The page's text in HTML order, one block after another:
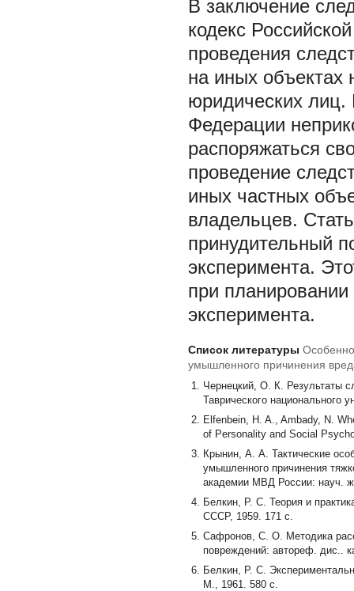
В заключение
кодекс
проведения
на иных объектах
юридических лиц.
Федерации
распоряжаться
проведение
иных частных
владельцев.
принудительный
эксперимента.
при планировании
эксперимента.
Список литературы
умышленного причинения
Чернецкий, О. К. Результаты
Таврического
Elfenbein, H. A., Ambady, N.
of Personality and Social
Крынин, А. А. Тактические
умышленного причинения
академии МВД России: науч.
Белкин, Р. С. Теория и
СССР, 1959. 171 с.
Сафронов, С. О. Методика
повреждений: автореф. дис..
Белкин, Р. С.
М., 1961. 580 с.